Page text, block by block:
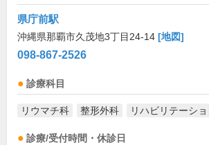
県庁前駅
沖縄県那覇市久茂地3丁目24-14 [地図]
098-867-2526
診療科目
リウマチ科 整形外科 リハビリテーシ
診療/受付時間・休診日